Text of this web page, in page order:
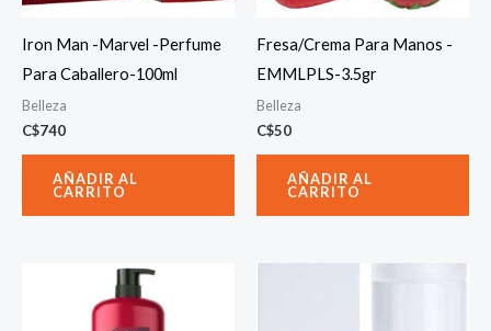
Iron Man -Marvel -Perfume
Para Caballero-100ml
Belleza
C$740
AÑADIR AL
CARRITO
Fresa/Crema Para Manos -
EMMLPLS-3.5gr
Belleza
C$50
AÑADIR AL
CARRITO